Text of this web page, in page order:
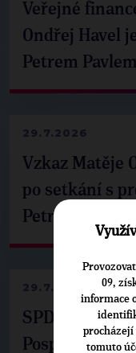
Veřejné
Ondřej Havel
Petrem Pavlem
29.7.2026
Vzkaz Matěje
po setkání s
Petrem Pavlem
29.7.2026
SPD už není
Pospíšil: Je tu
09,
informace
procházejí
tomuto